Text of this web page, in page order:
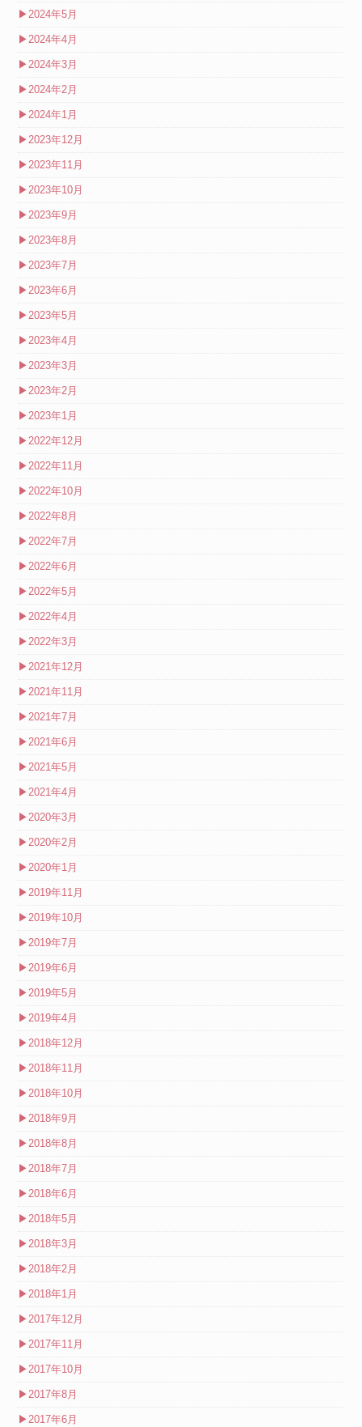
▶2024年5月
▶2024年4月
▶2024年3月
▶2024年2月
▶2024年1月
▶2023年12月
▶2023年11月
▶2023年10月
▶2023年9月
▶2023年8月
▶2023年7月
▶2023年6月
▶2023年5月
▶2023年4月
▶2023年3月
▶2023年2月
▶2023年1月
▶2022年12月
▶2022年11月
▶2022年10月
▶2022年8月
▶2022年7月
▶2022年6月
▶2022年5月
▶2022年4月
▶2022年3月
▶2021年12月
▶2021年11月
▶2021年7月
▶2021年6月
▶2021年5月
▶2021年4月
▶2020年3月
▶2020年2月
▶2020年1月
▶2019年11月
▶2019年10月
▶2019年7月
▶2019年6月
▶2019年5月
▶2019年4月
▶2018年12月
▶2018年11月
▶2018年10月
▶2018年9月
▶2018年8月
▶2018年7月
▶2018年6月
▶2018年5月
▶2018年3月
▶2018年2月
▶2018年1月
▶2017年12月
▶2017年11月
▶2017年10月
▶2017年8月
▶2017年6月